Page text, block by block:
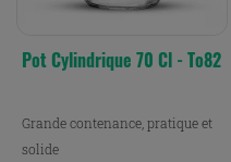
Pot Cylindrique 70 Cl - To82
Grande contenance, pratique et
solide